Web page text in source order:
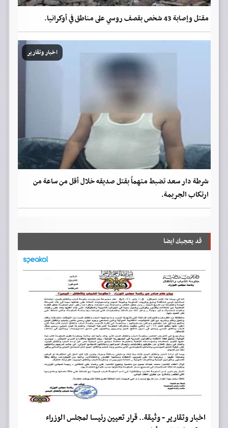
مقتل وإصابة 43 شخص بقصف روسي على مناطق في أوكرانيا.
اخبار وتقارير
شرطة دار سعد تضبط متهماً بقتل صديقه خلال أقل من ساعة من
ارتكاب الجريمة.
قد يعجبك ايضا
اخبار وتقارير - وثيقة.. قرار تعيين رئيسا لمجلس الوزراء